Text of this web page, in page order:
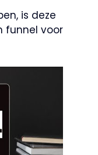
is deze
funnel voor